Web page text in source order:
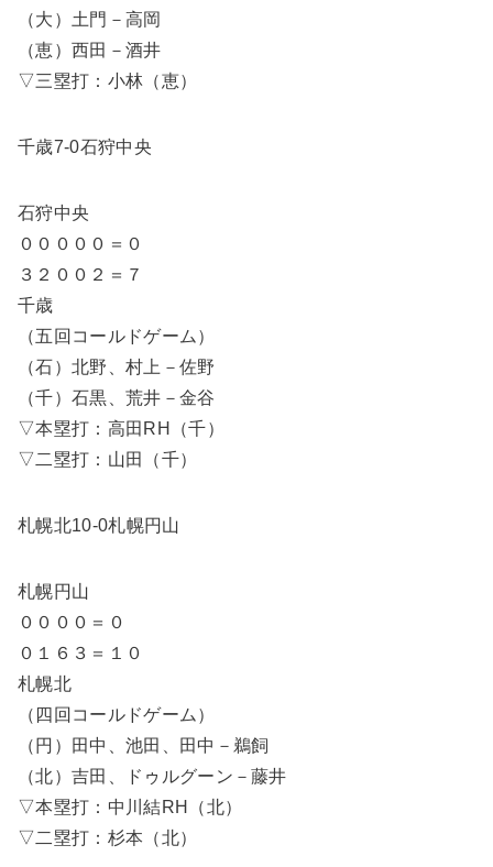
（大）土門－高岡
（恵）西田－酒井
▽三塁打：小林（恵）
千歳7-0石狩中央
石狩中央
０００００＝０
３２００２＝７
千歳
（五回コールドゲーム）
（石）北野、村上－佐野
（千）石黒、荒井－金谷
▽本塁打：高田RH（千）
▽二塁打：山田（千）
札幌北10-0札幌円山
札幌円山
００００＝０
０１６３＝１０
札幌北
（四回コールドゲーム）
（円）田中、池田、田中－鵜飼
（北）吉田、ドゥルグーン－藤井
▽本塁打：中川結RH（北）
▽二塁打：杉本（北）